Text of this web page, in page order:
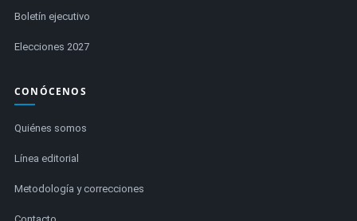
Boletín ejecutivo
Elecciones 2027
CONÓCENOS
Quiénes somos
Línea editorial
Metodología y correcciones